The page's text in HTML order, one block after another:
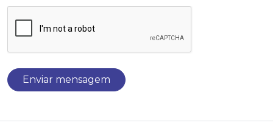
Enviar mensagem